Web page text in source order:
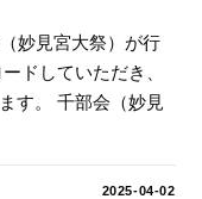
妙見宮大祭）が行
ドしていただき、
す。 千部会（妙見
2025-04-02